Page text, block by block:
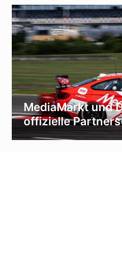
MediaMarkt und
offizielle